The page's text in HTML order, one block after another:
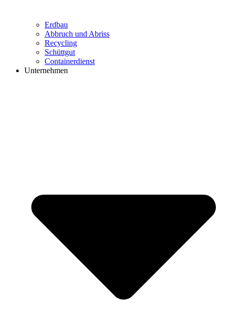
Erdbau
Abbruch und Abriss
Recycling
Schüttgut
Containerdienst
Unternehmen